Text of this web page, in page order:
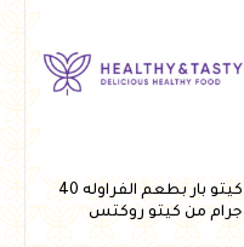
كيتو بار بطعم الفراوله 40
جرام من كيتو روكتس